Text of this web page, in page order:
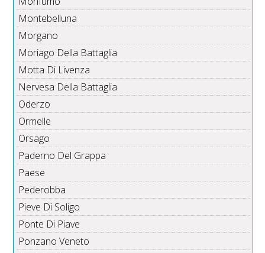
Montebelluna
Morgano
Moriago Della Battaglia
Motta Di Livenza
Nervesa Della Battaglia
Oderzo
Ormelle
Orsago
Paderno Del Grappa
Paese
Pederobba
Pieve Di Soligo
Ponte Di Piave
Ponzano Veneto